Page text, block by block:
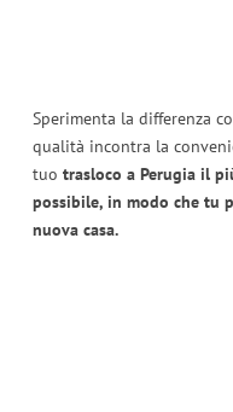
Sperimenta la differenza
qualità incontra la
tuo trasloco a Perugia il
possibile, in modo che tu
nuova casa.